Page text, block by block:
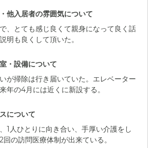
他入居者の雰囲気について
、とても感じ良くて親身になって良く話
明も良くして頂いた。
・設備について
が掃除は行き届いていた。エレベーター
年の4月には近くに新設する。
について
1人ひとりに向き合い、手厚い介護をし
の訪問医療体制が出来ている。